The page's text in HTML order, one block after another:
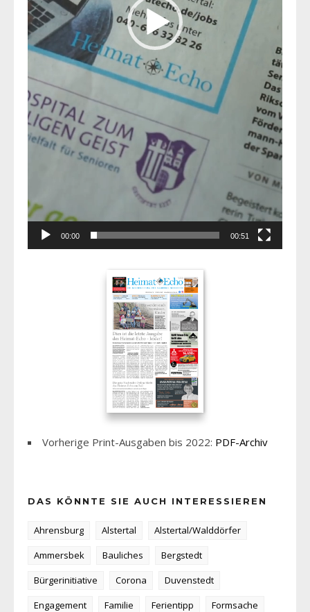
00:00 00:51
Vorherige Print-Ausgaben bis 2022: PDF-Archiv
DAS KÖNNTE SIE AUCH INTERESSIEREN
Ahrensburg Alstertal
Alstertal/Walddörfer
Ammersbek
Bauliches
Bergstedt
Bürgerinitiative
Corona
Duvenstedt
Engagement
Familie Ferientipp
Formsache